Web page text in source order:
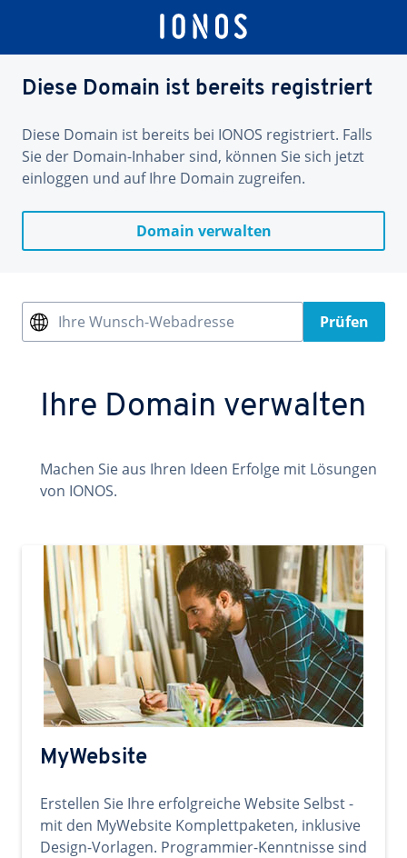
Diese Domain ist bereits registriert
Diese Domain ist bereits bei IONOS registriert. Falls
Sie der Domain-Inhaber sind, können Sie sich jetzt
einloggen und auf Ihre Domain zugreifen.
Domain verwalten
Ihre Wunsch-Webadresse Prüfen
Ihre Domain verwalten
Machen Sie aus Ihren Ideen Erfolge mit Lösungen
von IONOS.
MyWebsite
Erstellen Sie Ihre erfolgreiche Website Selbst -
mit den MyWebsite Komplettpaketen, inklusive
Design-Vorlagen. Programmier-Kenntnisse sind